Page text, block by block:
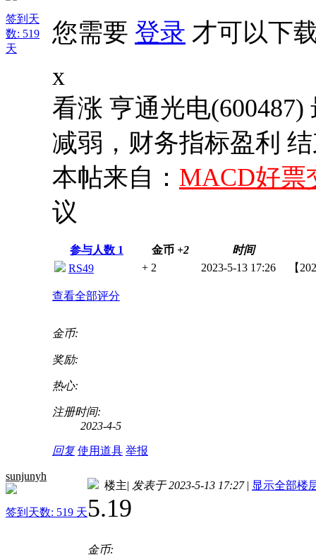
签到天
数: 519
天
您需要 登录 才可以下
x
看涨 亨通光电
减弱，财务指标盈利
本帖来自： MACD好票
议
参与人数 1 金币 +2
时间
RS49
+ 2 2023-5-13 17:26 【
查看全部评分
金币:
奖励:
热心:
注册时间:
2023-4-5
回复 使用道具 举报
sunjunyh
签到天数: 519 天
楼主| 发表于 2023-5-13 17:27 | 显示全部楼
5.19
金币: